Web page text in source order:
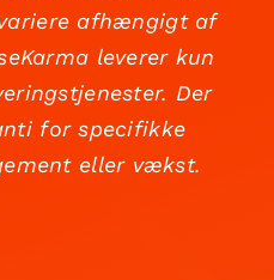
afhængigt af
leverer kun
Der
for specifikke
eller vækst.